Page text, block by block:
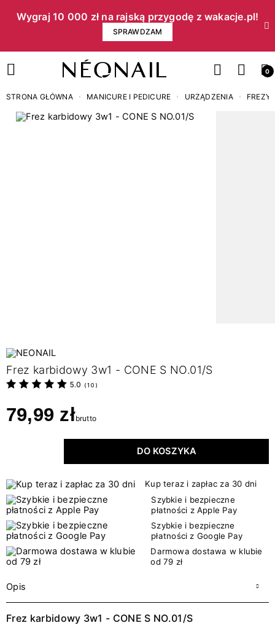
Wygraj 10 000 zł na rajską przygodę z wakacje.pl!​
SPRAWDZAM
0
STRONA GŁÓWNA MANICURE I PEDICURE URZĄDZENIA FREZY
Frez karbidowy 3w1 - CONE S NO.01/S
5.0 ( 10 )
79,99 złbrutto
DO KOSZYKA
Kup teraz i zapłac za 30 dni
Szybkie i bezpieczne
płatności z Apple Pay
Szybkie i bezpieczne
płatności z Google Pay
Darmowa dostawa w klubie
od 79 zł
Opis
Frez karbidowy 3w1 - CONE S NO.01/S